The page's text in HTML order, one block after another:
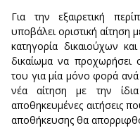
Για την εξαιρετική
υποβάλει οριστική αίτηση
κατηγορία δικαιούχων
δικαίωμα να προχωρήσει
του για μία μόνο φορά ανά
νέα αίτηση με την
αποθηκευμένες αιτήσεις
αποθήκευσης θα